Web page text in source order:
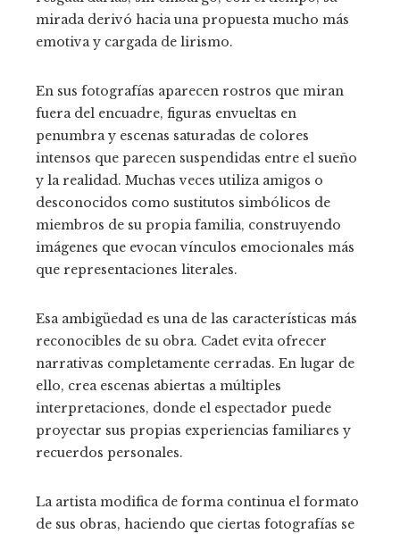
mirada derivó hacia una propuesta mucho más
emotiva y cargada de lirismo.
En sus fotografías aparecen rostros que miran
fuera del encuadre, figuras envueltas en
penumbra y escenas saturadas de colores
intensos que parecen suspendidas entre el sueño
y la realidad. Muchas veces utiliza amigos o
desconocidos como sustitutos simbólicos de
miembros de su propia familia, construyendo
imágenes que evocan vínculos emocionales más
que representaciones literales.
Esa ambigüedad es una de las características más
reconocibles de su obra. Cadet evita ofrecer
narrativas completamente cerradas. En lugar de
ello, crea escenas abiertas a múltiples
interpretaciones, donde el espectador puede
proyectar sus propias experiencias familiares y
recuerdos personales.
La artista modifica de forma continua el formato
de sus obras, haciendo que ciertas fotografías se